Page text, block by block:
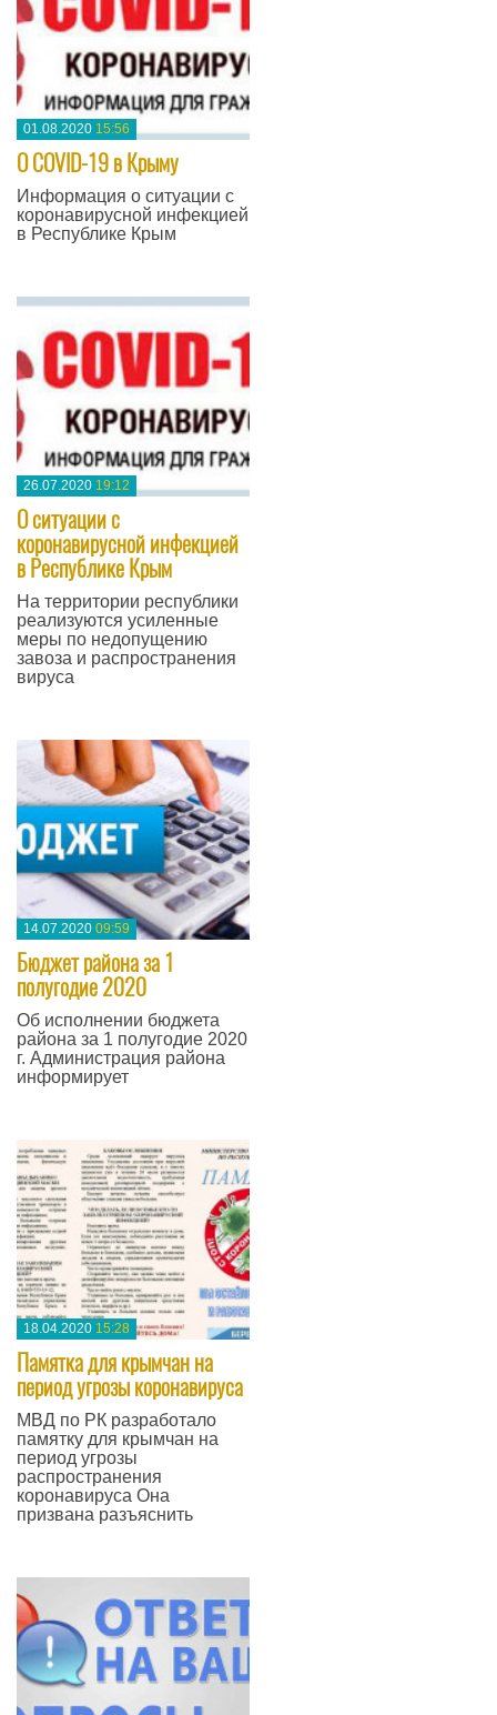
01.08.2020 15:56
О COVID-19 в Крыму
Информация о ситуации с
коронавирусной инфекцией
в Республике Крым
26.07.2020 19:12
О ситуации с
коронавирусной инфекцией
в Республике Крым
На территории республики
реализуются усиленные
меры по недопущению
завоза и распространения
вируса
14.07.2020 09:59
Бюджет района за 1
полугодие 2020
Об исполнении бюджета
района за 1 полугодие 2020
г. Администрация района
информирует
18.04.2020 15:28
Памятка для крымчан на
период угрозы коронавируса
МВД по РК разработало
памятку для крымчан на
период угрозы
распространения
коронавируса Она
призвана разъяснить